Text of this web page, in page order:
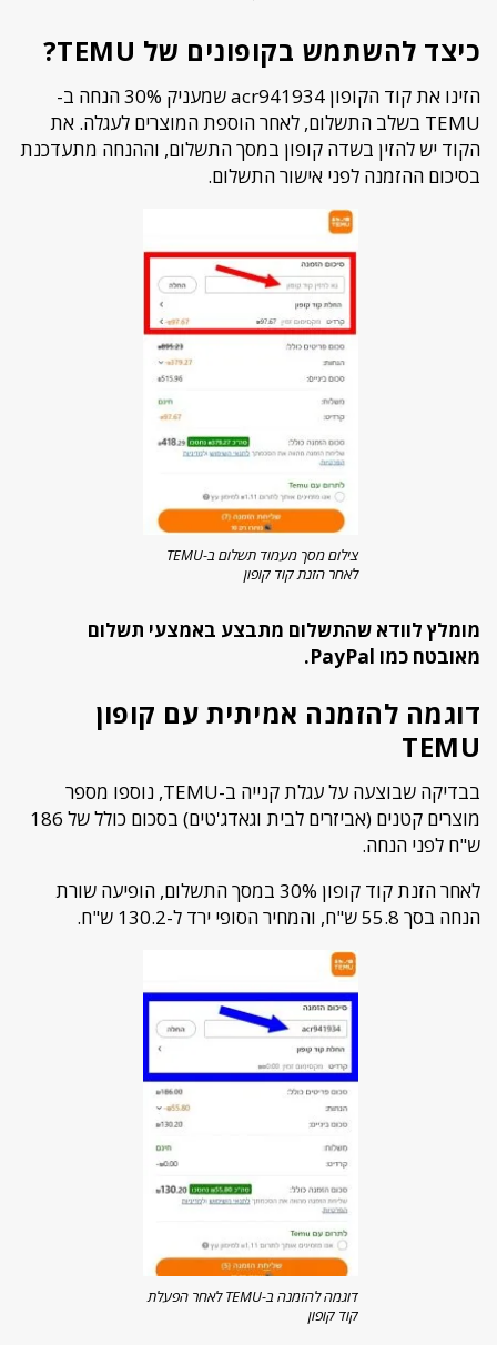
כיצד להשתמש בקופונים של TEMU?
הזינו את קוד הקופון acr941934 שמעניק 30% הנחה ב-
TEMU בשלב התשלום, לאחר הוספת המוצרים לעגלה. את
הקוד יש להזין בשדה קופון במסך התשלום, וההנחה מתעדכנת
בסיכום ההזמנה לפני אישור התשלום.
צילום מסך מעמוד תשלום ב-TEMU
לאחר הזנת קוד קופון
מומלץ לוודא שהתשלום מתבצע באמצעי תשלום
מאובטח כמו PayPal.
דוגמה להזמנה אמיתית עם קופון
TEMU
בבדיקה שבוצעה על עגלת קנייה ב-TEMU, נוספו מספר
מוצרים קטנים (אביזרים לבית וגאדג'טים) בסכום כולל של 186
ש"ח לפני הנחה.
לאחר הזנת קוד קופון 30% במסך התשלום, הופיעה שורת
הנחה בסך 55.8 ש"ח, והמחיר הסופי ירד ל-130.2 ש"ח.
דוגמה להזמנה ב-TEMU לאחר הפעלת
קוד קופון